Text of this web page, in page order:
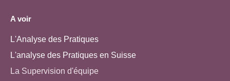
A voir
L'Analyse des Pratiques
L'analyse des Pratiques en Suisse
La Supervision d'équipe